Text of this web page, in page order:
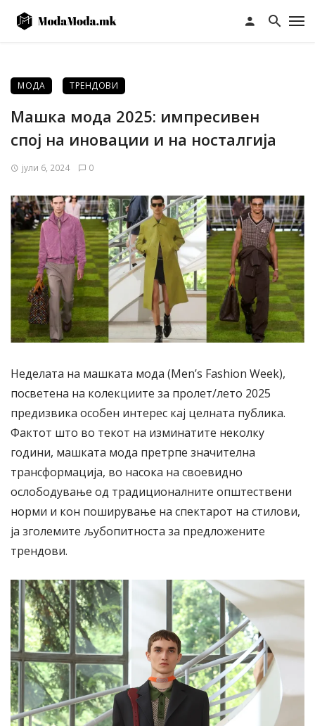
МОДА ТРЕНДОВИ
Машка мода 2025: импресивен
спој на иновации и на носталгија
јули 6, 2024 0
Неделата на машката мода (Men’s Fashion Week),
посветена на колекциите за пролет/лето 2025
предизвика особен интерес кај целната публика.
Фактот што во текот на изминатите неколку
години, машката мода претрпе значителна
трансформација, во насока на своевидно
ослободување од традиционалните општествени
норми и кон поширување на спектарот на стилови,
ја зголемите љубопитноста за предложените
трендови.